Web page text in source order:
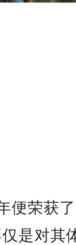
便荣获
是对其